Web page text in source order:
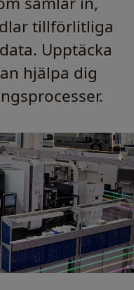
tillförlitliga
Upptäcka
hjälpa dig